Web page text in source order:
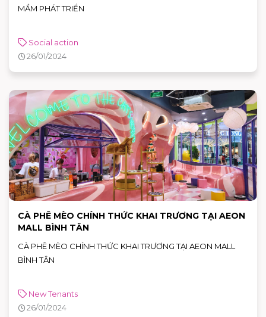
MẦM PHÁT TRIỂN
Social action
26/01/2024
CÀ PHÊ MÈO CHÍNH THỨC KHAI TRƯƠNG TẠI AEON
MALL BÌNH TÂN
CÀ PHÊ MÈO CHÍNH THỨC KHAI TRƯƠNG TẠI AEON MALL
BÌNH TÂN
New Tenants
26/01/2024